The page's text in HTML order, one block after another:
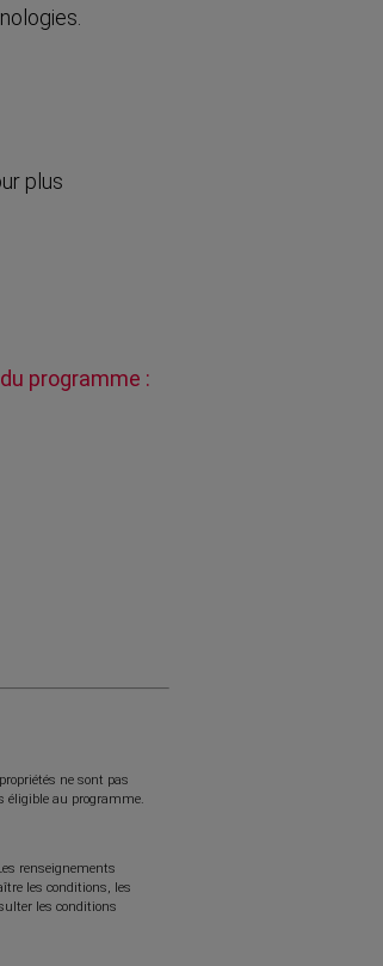
plus
programme :
ne sont pas
éligible au programme.
renseignements
les conditions, les
les conditions